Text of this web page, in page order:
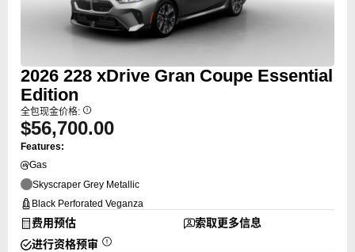
2026 228 xDrive Gran Coupe Essential
Edition
全包现金价格:
$56,700.00
Features:
Gas
Skyscraper Grey Metallic
Black Perforated Veganza
费用预估
索取更多信息
进行资格预审